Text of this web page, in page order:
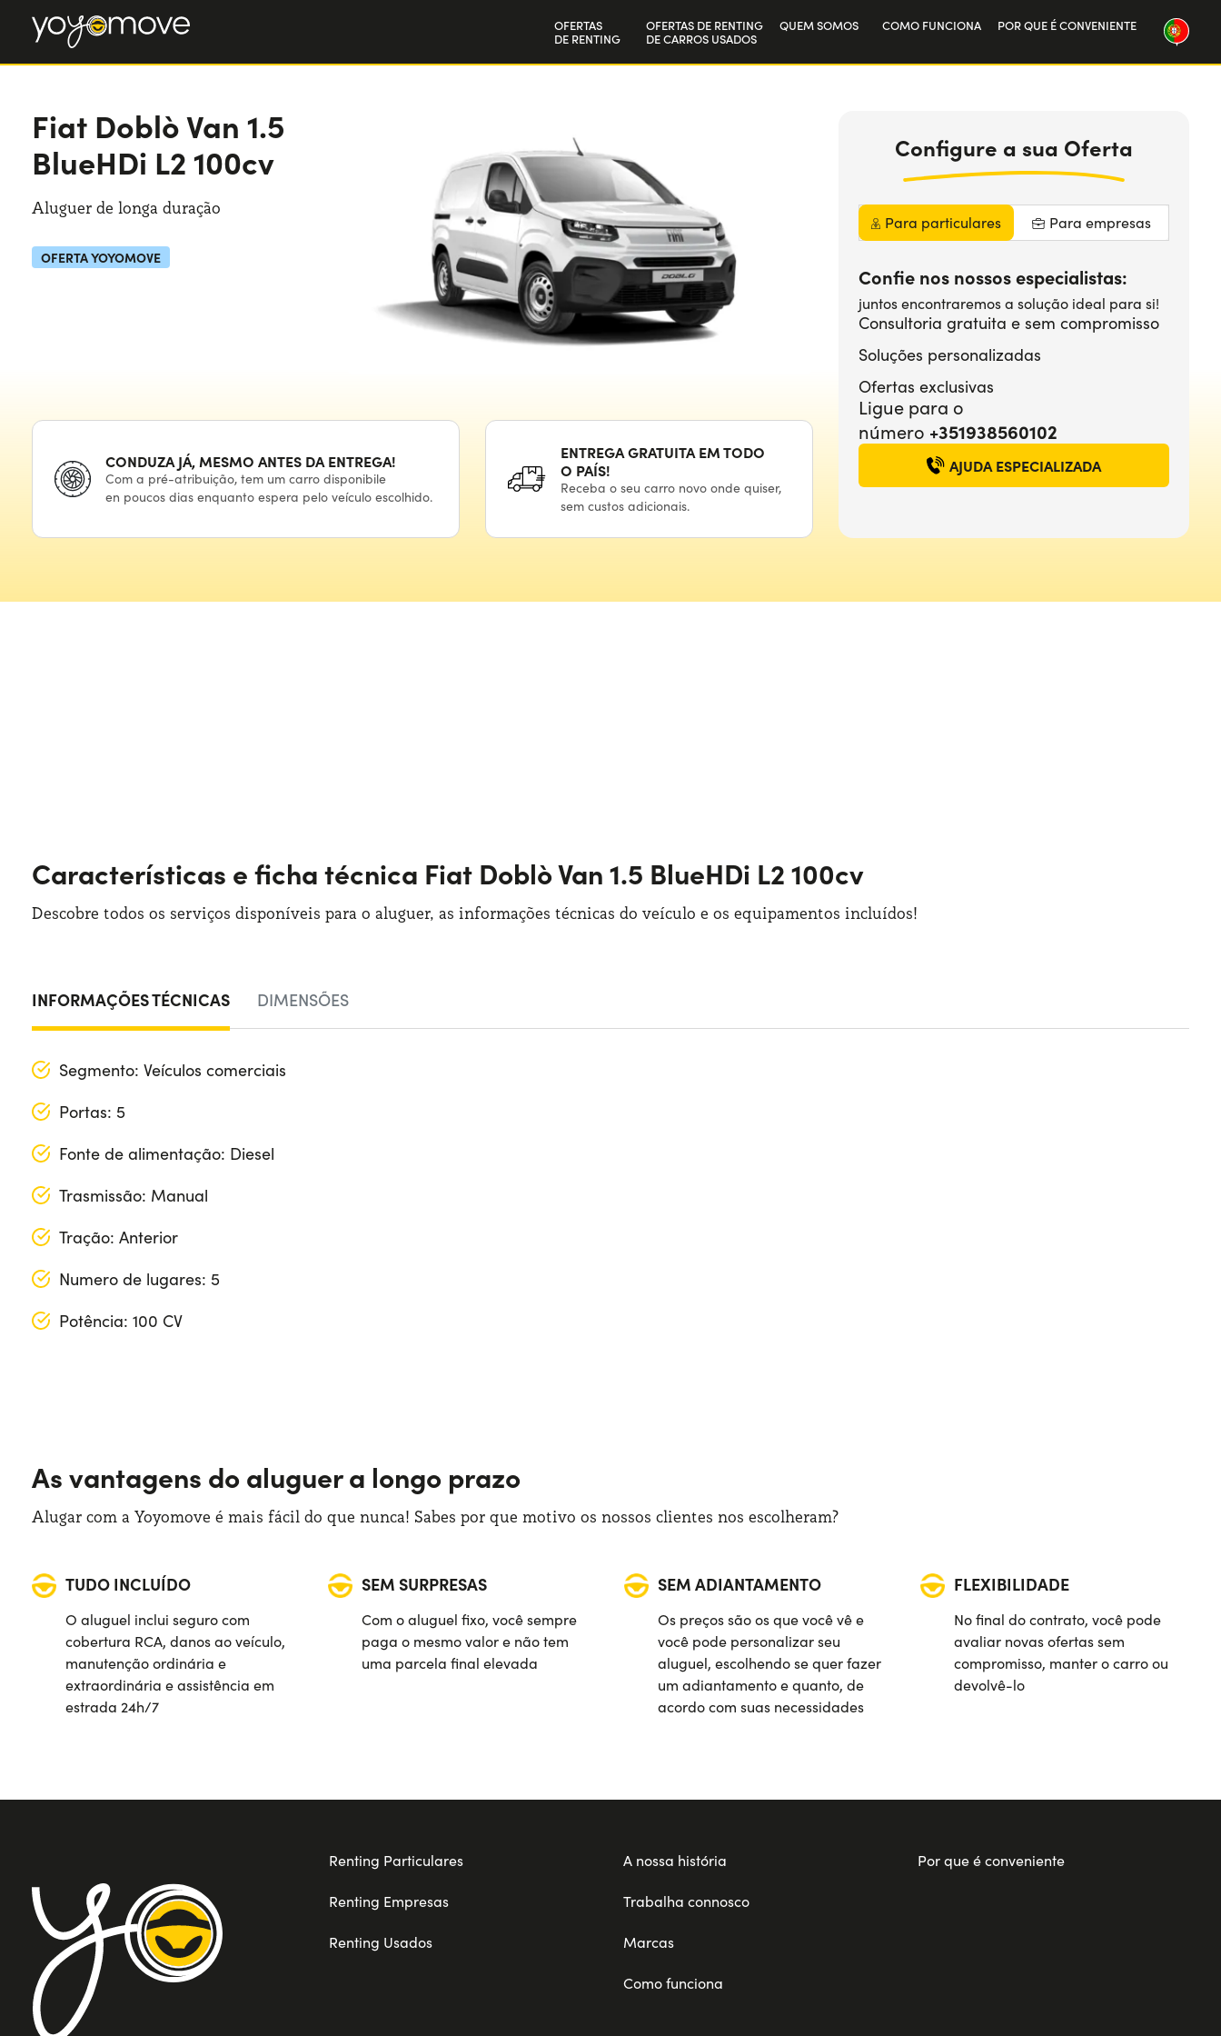
OFERTAS
DE RENTING
OFERTAS DE RENTING
DE CARROS USADOS
QUEM SOMOS COMO FUNCIONA POR QUE É CONVENIENTE
OFERTA YOYOMOVE
Fiat DoblòVan 1.5
BlueHDi L2 100cv
Aluguer de longa duração
Configure a sua Oferta
Para particulares Para empresas
Confie nos nossos especialistas:
juntos encontraremos a solução ideal para si!
Consultoria gratuita e sem compromisso
Soluções personalizadas
Ofertas exclusivas
Ligue para o
número +351938560102
AJUDA ESPECIALIZADA
CONDUZA JÁ, MESMO ANTES DA ENTREGA!
Com a pré-atribuição, tem um carro disponibile
en poucos dias enquanto espera pelo veículo escolhido.
ENTREGA GRATUITA EM TODO
O PAÍS!
Recebao seu carro novo onde quiser,
sem custos adicionais.
Características e ficha técnica Fiat Doblò Van 1.5 BlueHDi L2 100cv
Descobre todos os serviços disponíveis para o aluguer, as informações técnicas do veículo e os equipamentos incluídos!
INFORMAÇÕES TÉCNICAS DIMENSÕES
Segmento: Veículos comerciais
Portas: 5
Fonte de alimentação: Diesel
Trasmissão: Manual
Tração: Anterior
Numero de lugares: 5
Potência: 100 CV
Bagageira: 3800 lt
As vantagens do aluguer a longo prazo
Alugar com a Yoyomove é mais fácil do que nunca! Sabes por que motivo os nossos clientes nos escolheram?
TUDO INCLUÍDO
O aluguel inclui seguro com
cobertura RCA, danos ao veículo,
manutenção ordinária e
extraordinária e assistência em
estrada 24h/7
SEM SURPRESAS
Com o aluguel fixo, você sempre
paga o mesmo valor e não tem
uma parcela final elevada
SEM ADIANTAMENTO
Os preços são os que você vê e
você pode personalizar seu
aluguel, escolhendo se quer fazer
um adiantamento e quanto, de
acordo com suas necessidades
FLEXIBILIDADE
No final do contrato, você pode
avaliar novas ofertas sem
compromisso, manter o carro ou
devolvê-lo
Renting Particulares
Renting Empresas
Renting Usados
A nossa história
Trabalha connosco
Marcas
Como funciona
Por que é conveniente